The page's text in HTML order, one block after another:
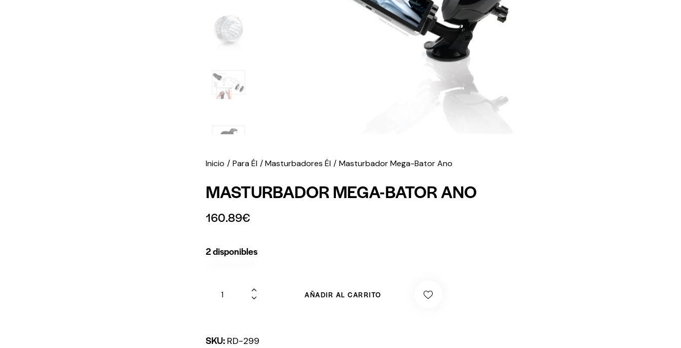
Inicio Para Él Masturbadores Él Masturbador Mega-Bator Ano
MASTURBADOR MEGA-BATOR ANO
160.89€
2 disponibles
AÑADIR AL CARRITO
SKU: RD-299